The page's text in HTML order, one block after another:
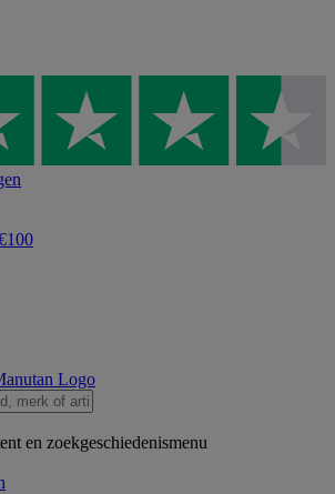
en zoekgeschiedenismenu